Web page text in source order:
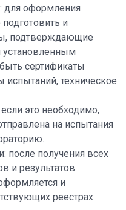
для оформления
и
подтверждающие
установленным
сертификаты
испытаний, техническое
это необходимо,
на испытания
после получения всех
и результатов
и
реестрах.